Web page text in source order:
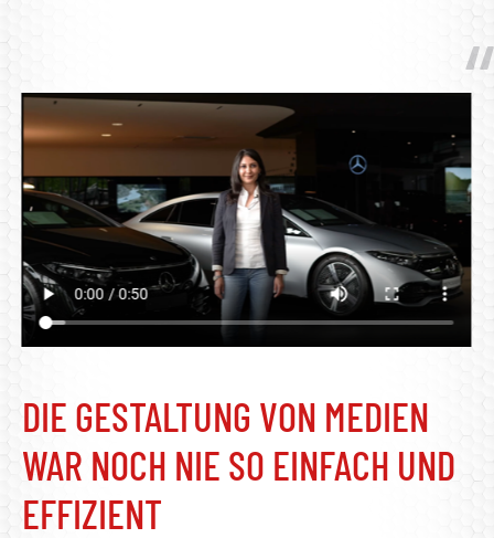
DIE GESTALTUNG VON MEDIEN
WAR NOCH NIE SO EINFACH UND
EFFIZIENT